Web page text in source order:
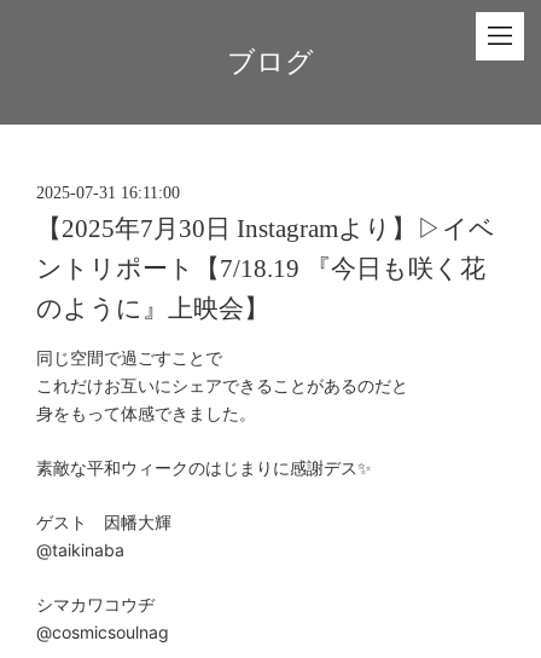
ブログ
2025-07-31 16:11:00
【2025年7月30日 Instagramより】▷イベ
ントリポート【7/18.19 『今日も咲く花
のように』上映会】
同じ空間で過ごすことで
これだけお互いにシェアできることがあるのだと
身をもって体感できました。
素敵な平和ウィークのはじまりに感謝デス✨
ゲスト 因幡大輝
@taikinaba
シマカワコウヂ
@cosmicsoulnag